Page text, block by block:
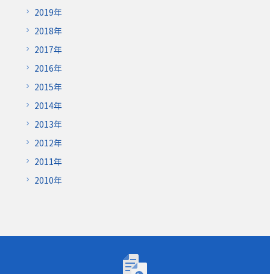
2019年
2018年
2017年
2016年
2015年
2014年
2013年
2012年
2011年
2010年
トーゴーの日シンポジウム2026「AIが研究